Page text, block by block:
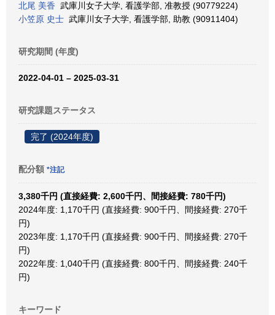
北尾 美香 武庫川女子大学, 看護学部, 准教授 (90779224)
小笠原 史士 武庫川女子大学, 看護学部, 助教 (90911404)
研究期間 (年度)
2022-04-01 – 2025-03-31
研究課題ステータス
完了 (2024年度)
配分額 *注記
3,380千円 (直接経費: 2,600千円、間接経費: 780千円)
2024年度: 1,170千円 (直接経費: 900千円、間接経費: 270千
円)
2023年度: 1,170千円 (直接経費: 900千円、間接経費: 270千
円)
2022年度: 1,040千円 (直接経費: 800千円、間接経費: 240千
円)
キーワード